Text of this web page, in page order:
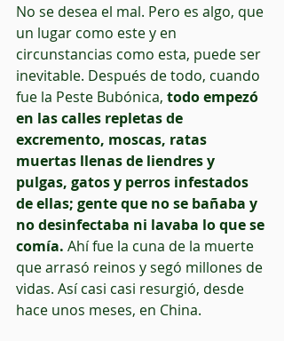
No se desea el mal. Pero es algo, que
un lugar como este y en
circunstancias como esta, puede ser
inevitable. Después de todo, cuando
fue la Peste Bubónica, todo empezó
en las calles repletas de
excremento, moscas, ratas
muertas llenas de liendres y
pulgas, gatos y perros infestados
de ellas; gente que no se bañaba y
no desinfectaba ni lavaba lo que se
comía. Ahí fue la cuna de la muerte
que arrasó reinos y segó millones de
vidas. Así casi casi resurgió, desde
hace unos meses, en China.